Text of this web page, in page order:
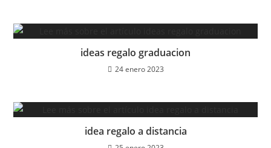
ideas regalo graduacion
24 enero 2023
idea regalo a distancia